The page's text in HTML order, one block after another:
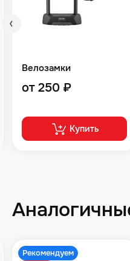
Велозамки
от 250 ₽
Купить
Рекомендуем